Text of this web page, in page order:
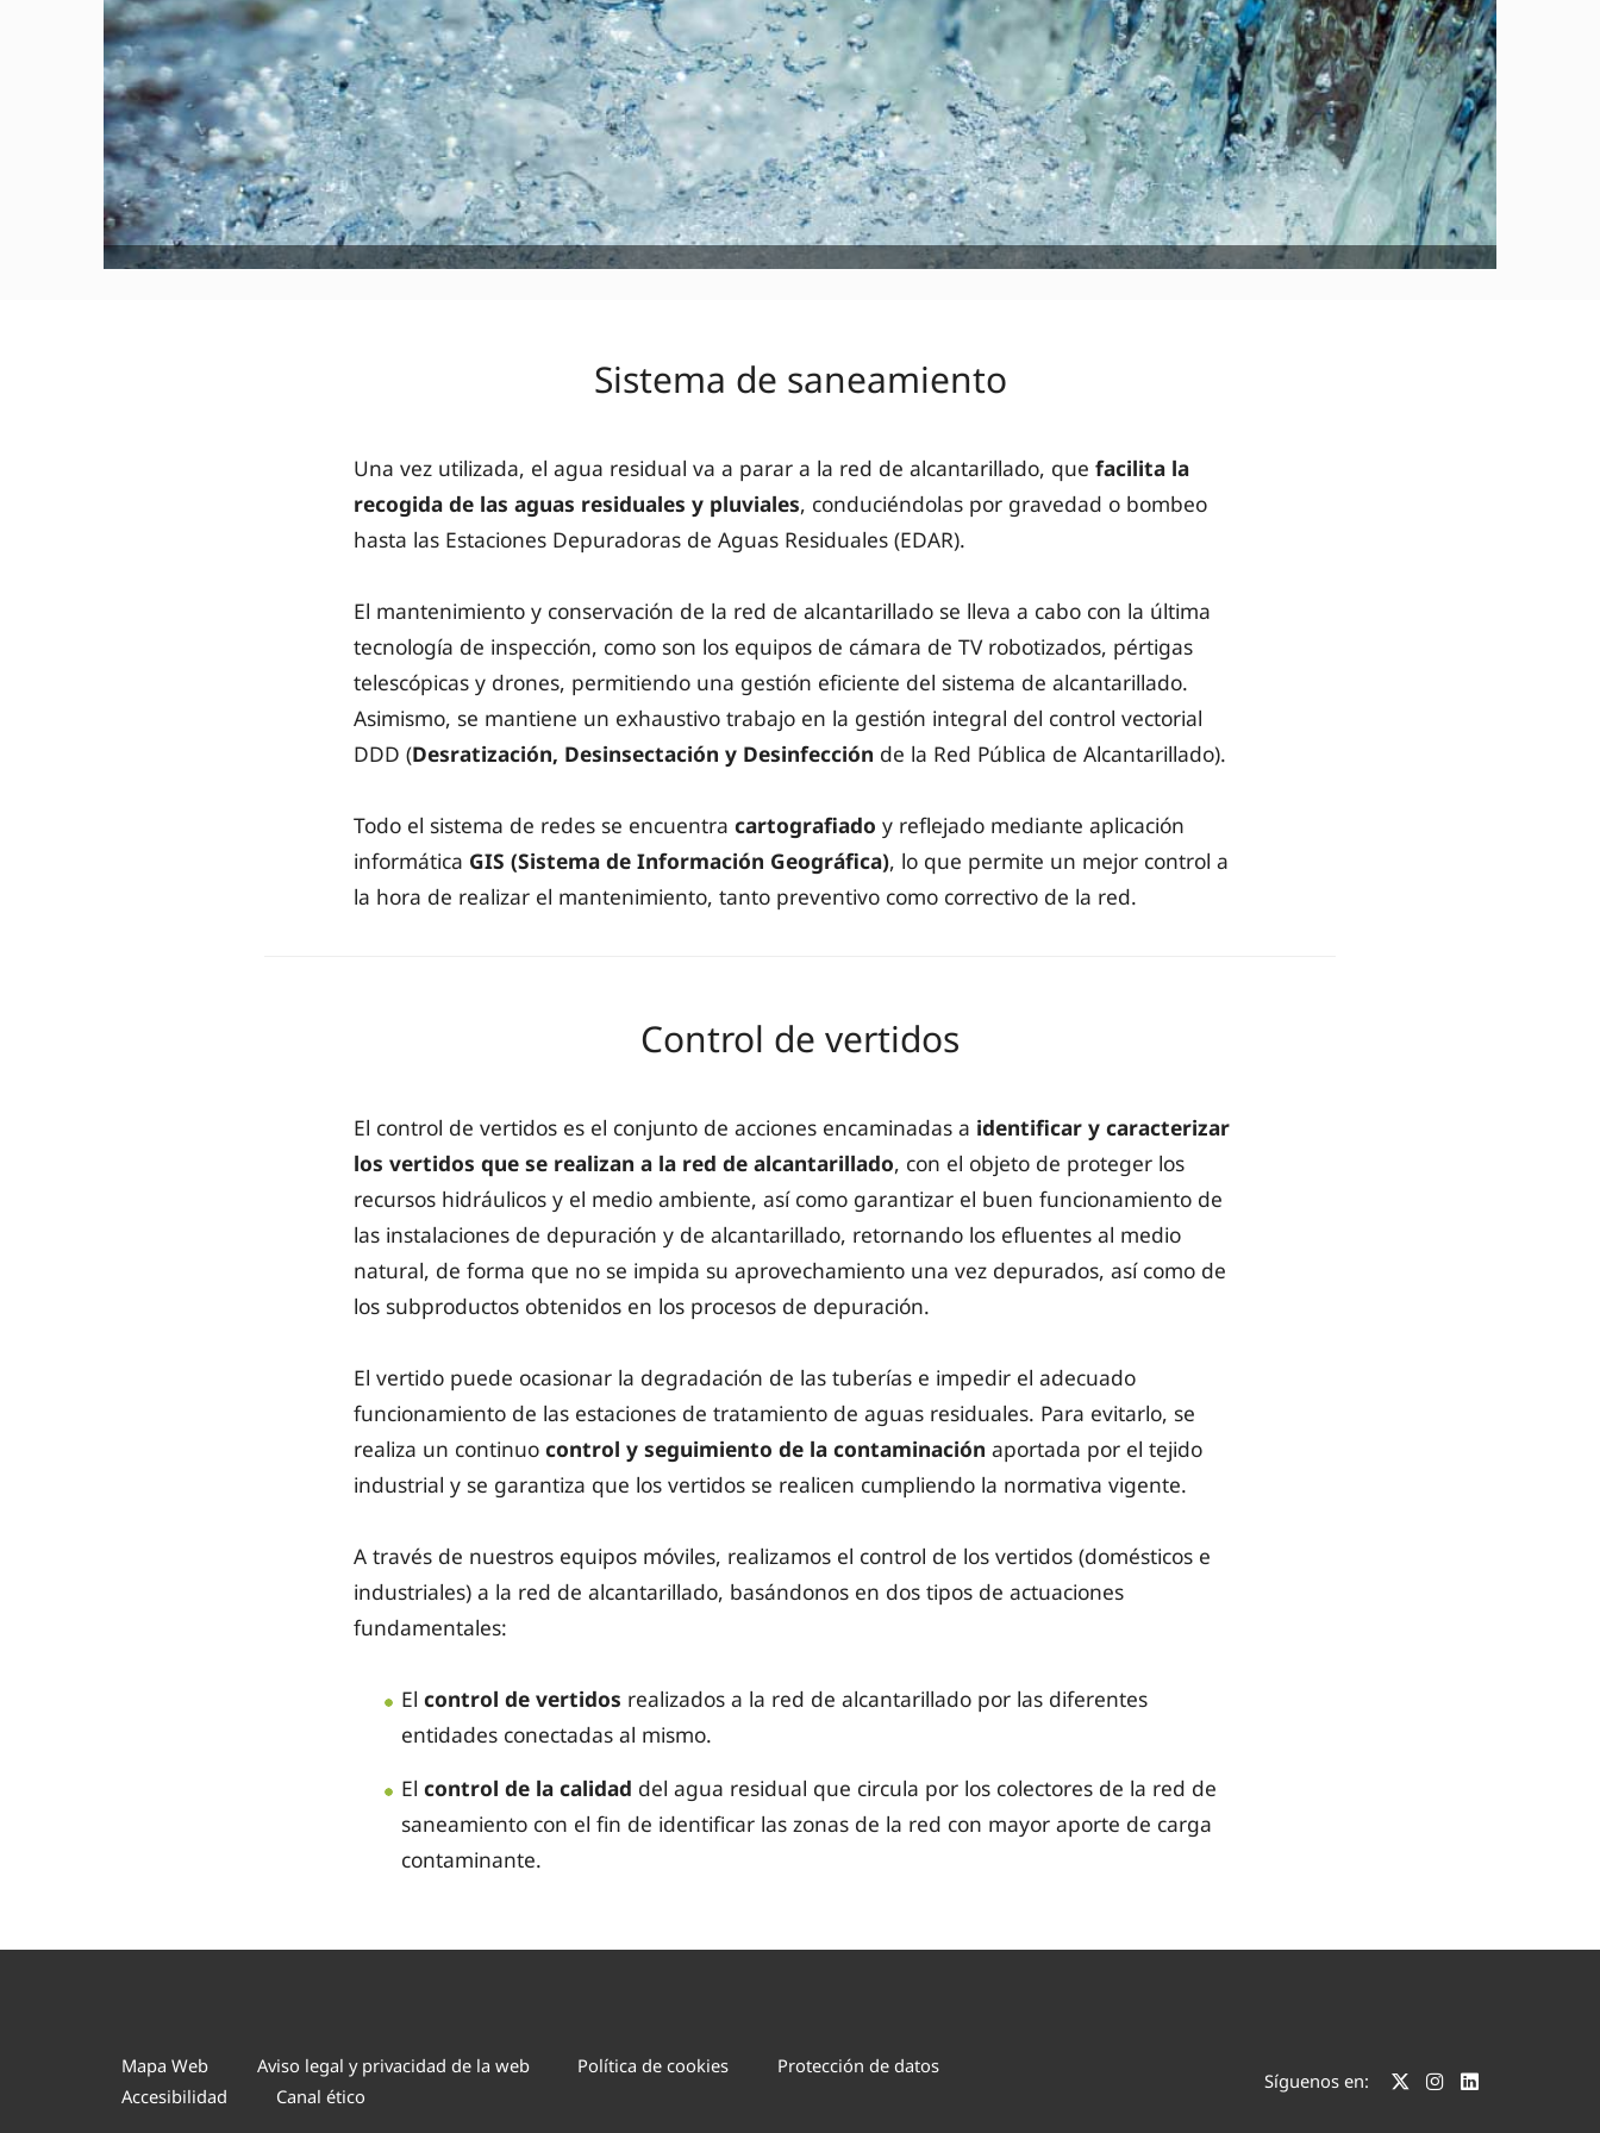
Sistema de saneamiento
Una vez utilizada, el agua residual va a parar a la red de alcantarillado, que facilita la
recogida de las aguas residuales y pluviales, conduciéndolas por gravedad o bombeo
hasta las Estaciones Depuradoras de Aguas Residuales (EDAR).
El mantenimiento y conservación de la red de alcantarillado se lleva a cabo con la última
tecnología de inspección, como son los equipos de cámara de TV robotizados, pértigas
telescópicas y drones, permitiendo una gestión eficiente del sistema de alcantarillado.
Asimismo, se mantiene un exhaustivo trabajo en la gestión integral del control vectorial
DDD (Desratización, Desinsectación y Desinfección de la Red Pública de Alcantarillado).
Todo el sistema de redes se encuentra cartografiado y reflejado mediante aplicación
informática GIS (Sistema de Información Geográfica), lo que permite un mejor control a
la hora de realizar el mantenimiento, tanto preventivo como correctivo de la red.
Control de vertidos
El control de vertidos es el conjunto de acciones encaminadas a identificar y caracterizar
los vertidos que se realizan a la red de alcantarillado, con el objeto de proteger los
recursos hidráulicos y el medio ambiente, así como garantizar el buen funcionamiento de
las instalaciones de depuración y de alcantarillado, retornando los efluentes al medio
natural, de forma que no se impida su aprovechamiento una vez depurados, así como de
los subproductos obtenidos en los procesos de depuración.
El vertido puede ocasionar la degradación de las tuberías e impedir el adecuado
funcionamiento de las estaciones de tratamiento de aguas residuales. Para evitarlo, se
realiza un continuo control y seguimiento de la contaminación aportada por el tejido
industrial y se garantiza que los vertidos se realicen cumpliendo la normativa vigente.
A través de nuestros equipos móviles, realizamos el control de los vertidos (domésticos e
industriales) a la red de alcantarillado, basándonos en dos tipos de actuaciones
fundamentales:
El control de vertidos realizados a la red de alcantarillado por las diferentes
entidades conectadas al mismo.
El control de la calidad del agua residual que circula por los colectores de la red de
saneamiento con el fin de identificar las zonas de la red con mayor aporte de carga
contaminante.
Mapa Web Aviso legal y privacidad de la web Política de cookies
Protección de datos
Accesibilidad
Canal ético
Síguenos en: